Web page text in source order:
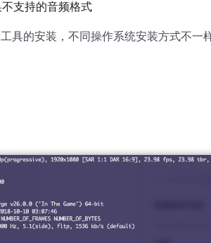
支持的音频格式
具的安装，不同操作系统安装方式不一